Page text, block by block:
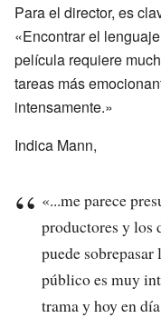
Para el director, es
«Encontrar el
película requiere
tareas más
intensamente.»
Indica Mann,
«...me parece
productores y los
puede
público es muy
trama y hoy en